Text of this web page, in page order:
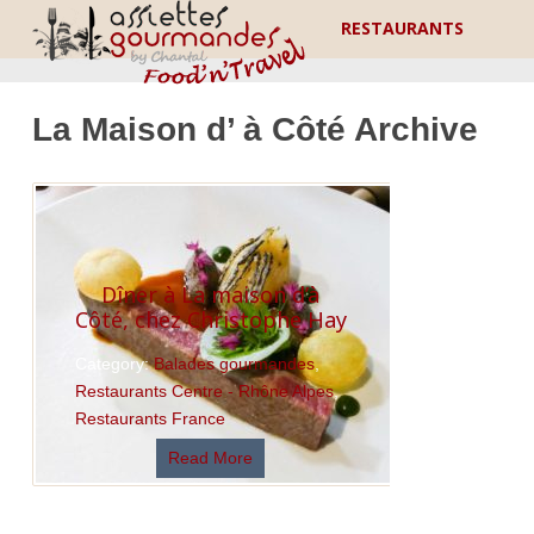
RESTAURANTS
La Maison d’ à Côté Archive
Dîner à La maison d’à
Côté, chez Christophe Hay
Category:Balades gourmandes,
Restaurants Centre - Rhône Alpes,
Restaurants France
Read More